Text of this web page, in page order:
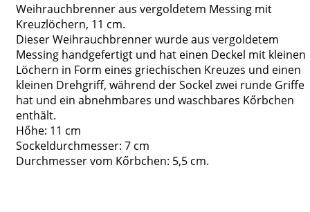
Weihrauchbrenner aus vergoldetem Messing mit
Kreuzlöchern, 11 cm.
Dieser Weihrauchbrenner wurde aus vergoldetem
Messing handgefertigt und hat einen Deckel mit kleinen
Löchern in Form eines griechischen Kreuzes und einen
kleinen Drehgriff, während der Sockel zwei runde Griffe
hat und ein abnehmbares und waschbares Kőrbchen
enthält.
Hőhe: 11 cm
Sockeldurchmesser: 7 cm
Durchmesser vom Kőrbchen: 5,5 cm.